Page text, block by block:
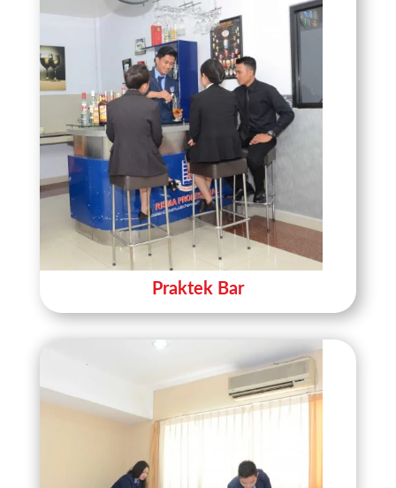
Praktek Bar